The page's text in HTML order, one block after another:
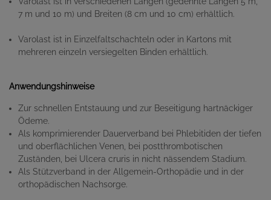
7 m und 10 m) und Breiten (8 cm und 10 cm) erhältlich.
Varolast ist in Einzelfaltschachteln oder in Kartons mit
mehreren einzeln versiegelten Binden erhältlich.
Anwendungshinweise
Zur schnellen Entstauung und zur Beseitigung hartnäckiger
Ödeme.
Als komprimierender Dauerverband bei Phlebitiden der tiefen
und oberflächlichen Venen, bei postthrombotischen
Zuständen, bei Ulcera cruris in nicht nässendem Stadium.
Als Stützverband in der Allgemein-Orthopädie und in der
orthopädischen Nachsorge.